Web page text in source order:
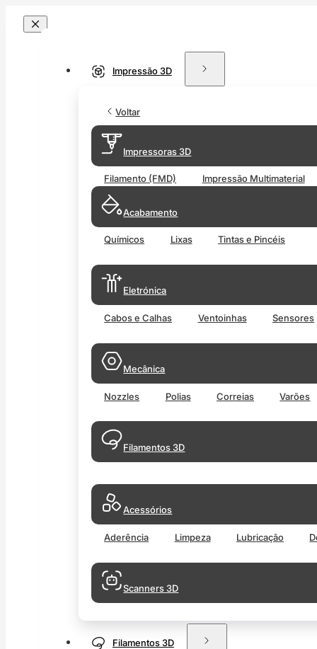
Impressão 3D
Voltar
Impressoras 3D
Filamento (FMD) Impressão Multimaterial
Acabamento
Químicos Lixas Tintas e Pincéis
Eletrónica
Cabos e Calhas Ventoinhas Sensores
Mecânica
Nozzles Polias Correias Varões
Filamentos 3D
Acessórios
Aderência Limpeza Lubricação
Scanners 3D
Filamentos 3D